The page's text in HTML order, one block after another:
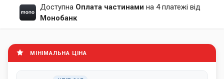
Доступна Оплата частинами на 4 платежі від
Монобанк
МІНІМАЛЬНА ЦІНА